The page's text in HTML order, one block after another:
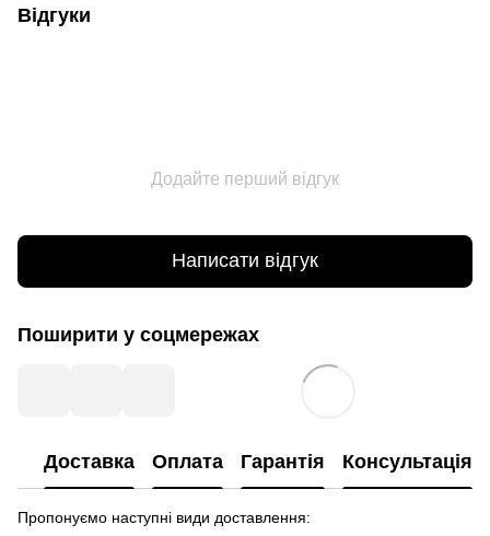
Відгуки
Додайте перший відгук
Написати відгук
Поширити у соцмережах
Доставка Оплата Гарантія Консультація
Пропонуємо наступні види доставлення: